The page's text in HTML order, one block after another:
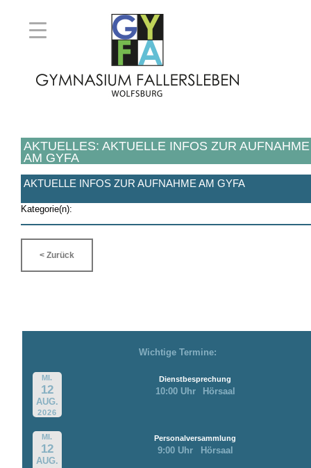
AKTUELLES: AKTUELLE INFOS ZUR AUFNAHME
AM GYFA
AKTUELLE INFOS ZUR AUFNAHME AM GYFA
Kategorie(n):
< Zurück
Wichtige Termine:
MI.
12
AUG.
2026
Dienstbesprechung
10:00 Uhr Hörsaal
MI.
12
AUG.
Personalversammlung
9:00 Uhr Hörsaal